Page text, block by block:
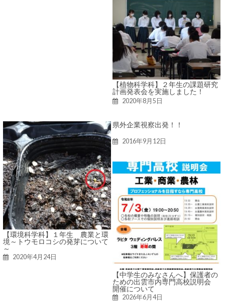
【植物科学科】２年生の課題研究
計画発表会を実施しました！
2020年8月5日
【環境科学科】１年生 農業と環
境～トウモロコシの発芽について
～
2020年4月24日
県外企業視察出発！！
2016年9月12日
【中学生のみなさんへ】保護者の
ための出雲市内専門高校説明会
開催について
2026年6月4日